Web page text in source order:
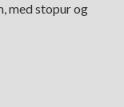
med stopur og